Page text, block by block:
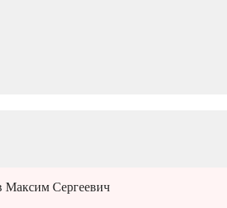
Максим Сергеевич